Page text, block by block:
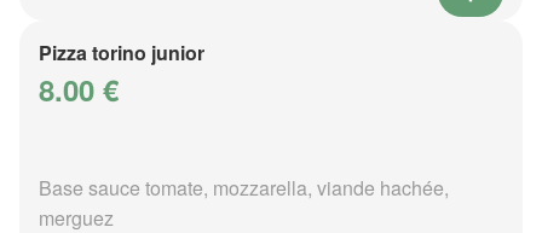
Pizza torino junior
8.00 €
Base sauce tomate, mozzarella, viande hachée,
merguez